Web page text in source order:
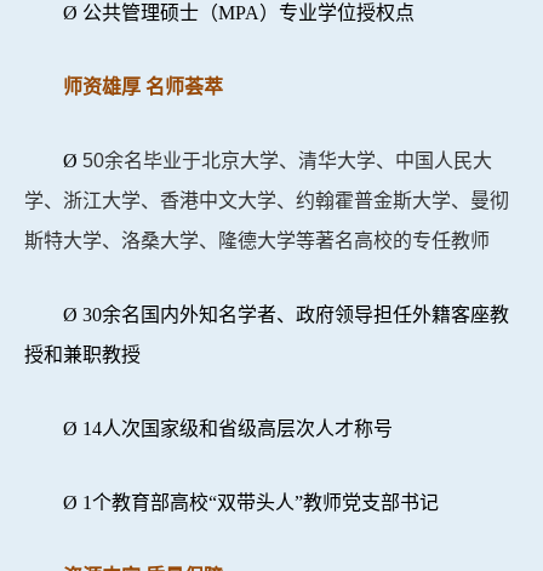
Ø 公共管理硕士（MPA）专业学位授权点
师资雄厚 名师荟萃
Ø 50余名毕业于北京大学、清华大学、中国人民大
学、浙江大学、香港中文大学、约翰霍普金斯大学、曼彻
斯特大学、洛桑大学、隆德大学等著名高校的专任教师
Ø 30余名国内外知名学者、政府领导担任外籍客座教
授和兼职教授
Ø 14人次国家级和省级高层次人才称号
Ø 1个教育部高校“双带头人”教师党支部书记